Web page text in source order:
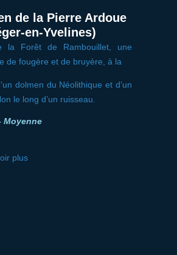
de la Pierre Ardoue
en-Yvelines)
Forêt de Rambouillet, une
de fougère et de bruyère, à la
dolmen du Néolithique et d’un
le long d’un ruisseau.
Moyenne
plus